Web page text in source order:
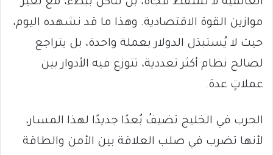
موازين القوة الاقتصادية. وهذا ما قد نشهده اليوم،
حيث لا يُستبدَل الدولار بعملة واحدة، بل يتراجع
لصالح نظام أكثر تعددية، تتوزع فيه الأدوار بين
عملاتٍ عدة.
الحرب في الخليج تضيفُ بُعدًا جديدًا لهذا المسار،
لأنها تضرب في صلب العلاقة بين الأمن والطاقة